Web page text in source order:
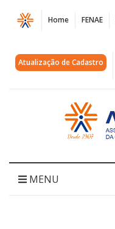
Página
Assembléia
desta
14
Home FENAE
Atualização de Cadastro
Acessar
página
inicial
MENU